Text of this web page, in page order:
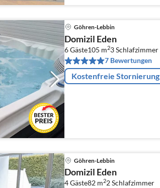
Göhren-Lebbin
Domizil Eden
6 Gäste105 m23Schlafzimmer
7 Bewertungen
Kostenfreie Stornierung
Göhren-Lebbin
Domizil Eden
4 Gäste82 m22Schlafzimmer